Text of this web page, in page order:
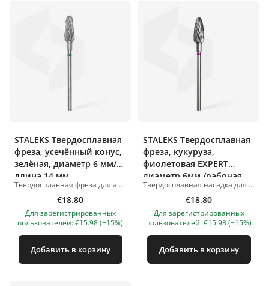
STALEKS Твердосплавная
фреза, усечённый конус,
зелёная, диаметр 6 мм/
длина 14 мм
Твердосплавная фреза для аппаратного маникюра и педикюра. Зелёная насечка высокой жёсткости. Форма «усечённый конус» предназначена для коррекции искусственных ногтей, снятия искусственного материала, а также обработки кожи стоп и подушечек пальцев. Применение в маникюре: коррекция тонкого искусственного материала; удаление излишков материала; обработка отслоек в боковых валиках. Применение в педикюре и подологии: обработка ороговевшей кожи и мозолей. Изготовлена из высококачественного металла. Устойчива к коррозии, подходит для всех видов дезинфекции и стерилизации. Фотографии товаров иллюстративные. Если у вас есть вопросы, мы всегда ждем вашего письма на nanatallinn@gmail.com
€18.80
Для зарегистрированных
пользователей: €15.98 (−15%)
Добавить в корзину
STALEKS Твердосплавная
фреза, кукуруза,
фиолетовая EXPERT
диаметр 6мм /рабочая
часть 14мм
Твердосплавная насадка для аппаратного маникюра/педикюра. Фиолетовая насечка грубой жёсткости. Форма «кукурузка» для коррекции искусственных ногтей, удаления гель-лака и твёрдых покрытий. Необходимо соблюдать рекомендуемые обороты; использование на более высоких оборотах может привести к травме клиента. В маникюре: Коррекция наращённых ногтей. Подготовка к наращиванию искусственных ногтей. Коррекция ногтевой пластины. Аккуратно снимает материал и оставляет ровную поверхность. В процессе работы материал удаляется маленькими стружками, а не в виде пыли. В области педикюра/подологии: Обработка ороговевших участков кожи. Обработка натоптышей и мозолей. Высококачественный металл. Подходит для всех видов стерилизации и дезинфекции. Устойчива к коррозии. Фотографии товаров иллюстративные. Если у вас есть вопросы, мы всегда ждем вашего письма на nanatallinn@gmail.com
€18.80
Для зарегистрированных
пользователей: €15.98 (−15%)
Добавить в корзину